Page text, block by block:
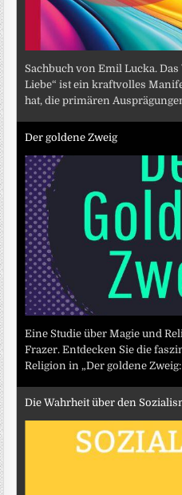
Sachbuch von Emil Lucka.
Liebe“ ist ein kraftvolles
hat, die primären
Der goldene Zweig
Eine Studie über Magie und
Frazer. Entdecken Sie die
Religion in „Der goldene
Die Wahrheit über den